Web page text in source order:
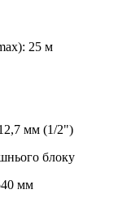
: 25 м
мм (1/2")
блоку
мм